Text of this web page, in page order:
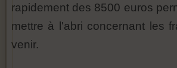
rapidement des 8500 euros
mettre à l'abri concernant les
venir.